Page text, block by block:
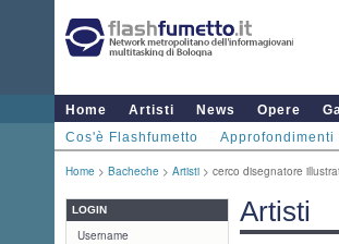
Home Artisti News Opere
Cos'è Flashfumetto
Approfondimenti
Home > Bacheche > Artisti > cerco disegnatore
LOGIN
Username
Artisti